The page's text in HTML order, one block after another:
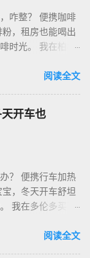
咋整？ 便携咖啡
，租房也能喝出
时光。 我在柏林
、Porlex这些牌
，细磨适合意式
。我每周磨一
国超市咖啡豆
元买半磅好豆，
能淘好货。 便携
赶紧试试，生活
阅读全文
开车也
？ 便携行车加热
，冬天开车舒坦
我在多伦多买了
这些牌子，加热快
阅读全文